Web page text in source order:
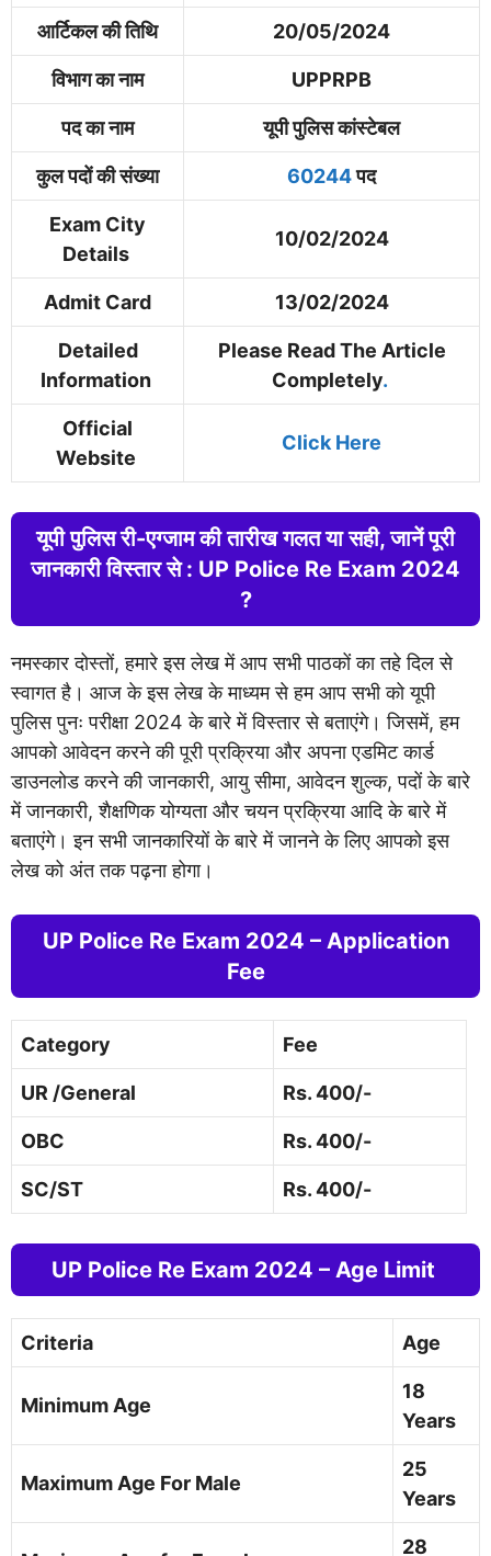
आर्टिकल की तिथि 20/05/2024
विभाग का नाम UPPRPB
पद का नाम यूपी पुलिस कांस्टेबल
कुल पदों की संख्या 60244पद
Exam City
Details
10/02/2024
Admit Card 13/02/2024
Detailed
Information
Please Read The Article
Completely.
Official
Website
Click Here
यूपी पुलिस री-एग्जाम की तारीख गलत या सही, जानें पूरी
जानकारी विस्तार से : UP Police Re Exam 2024
?
नमस्कार दोस्तों, हमारे इस लेख में आप सभी पाठकों का तहे दिल से
स्वागत है। आज के इस लेख के माध्यम से हम आप सभी को यूपी
पुलिस पुनः परीक्षा 2024 के बारे में विस्तार से बताएंगे। जिसमें, हम
आपको आवेदन करने की पूरी प्रक्रिया और अपना एडमिट कार्ड
डाउनलोड करने की जानकारी, आयु सीमा, आवेदन शुल्क, पदों के बारे
में जानकारी, शैक्षणिक योग्यता और चयन प्रक्रिया आदि के बारे में
बताएंगे। इन सभी जानकारियों के बारे में जानने के लिए आपको इस
लेख को अंत तक पढ़ना होगा।
UP Police Re Exam 2024 – Application
Fee
Category Fee
UR /General Rs. 400/-
OBC Rs. 400/-
SC/ST Rs. 400/-
UP Police Re Exam 2024 – Age Limit
Criteria Age
Minimum Age
18
Years
Maximum Age For Male
25
Years
28